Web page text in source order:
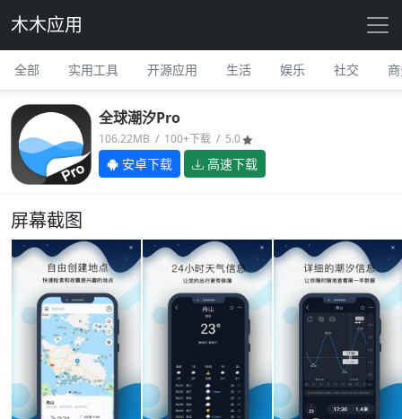
木木应用
全部 实用工具 开源应用 生活 娱乐 社交
全球潮汐Pro
106.22MB / 100+下载 / 5.0
安卓下载 高速下载
屏幕截图